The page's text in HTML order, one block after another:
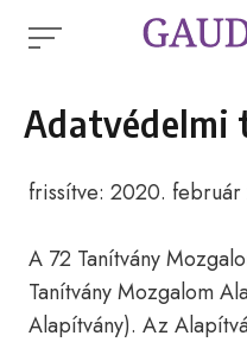
Adatvédelmi
frissítve: 2020. február
A 72 Tanítvány
Tanítvány Mozgalom
Alapítvány). Az